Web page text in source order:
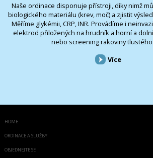
Naše ordinace disponuje přístroji, díky nimž
biologického materiálu (krev, moč) a zjistit
Měříme glykémii, CRP, INR. Provádíme i
elektrod přiložených na hrudník a horní a dolní
nebo screening rakoviny
Více
HOME
ORDINACE A SLUŽBY
OBJEDNEJTE SE